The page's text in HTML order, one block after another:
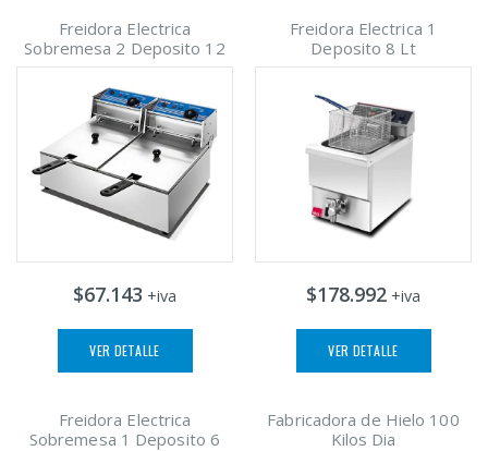
Freidora Electrica
Sobremesa 2 Deposito 12
$67.143 +iva
VER DETALLE
Freidora Electrica 1
Deposito 8 Lt
$178.992 +iva
VER DETALLE
Freidora Electrica
Sobremesa 1 Deposito 6
Fabricadora de Hielo 100
Kilos Dia